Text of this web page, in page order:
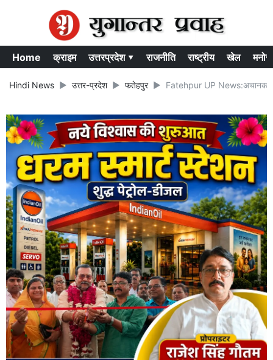
Home क्राइम उत्तरप्रदेश ▾ राजनीति राष्ट्रीय खेल
Hindi News उत्तर-प्रदेश फतेहपुर Fatehpur UP News:अचानक